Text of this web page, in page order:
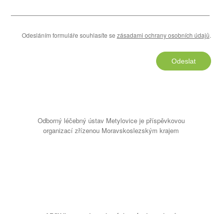
Odesláním formuláře souhlasíte se zásadami ochrany osobních údajů.
Odeslat
Odborný léčebný ústav Metylovice je příspěvkovou
organizací zřízenou Moravskoslezským krajem